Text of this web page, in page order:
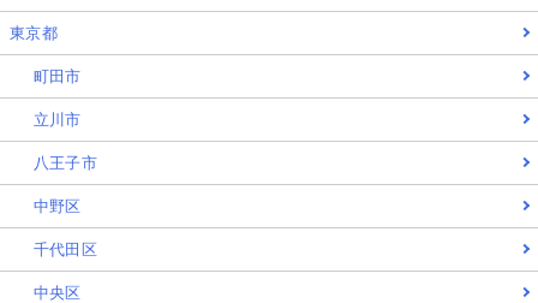
東京都
町田市
立川市
八王子市
中野区
千代田区
中央区